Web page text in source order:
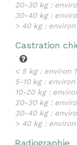
20-30 kg :
30-40 kg :
> 40 kg :
Castration
< 5 kg : environ
5-10 kg :
10-20 kg :
20-30 kg :
30-40 kg :
> 40 kg :
Radiographie